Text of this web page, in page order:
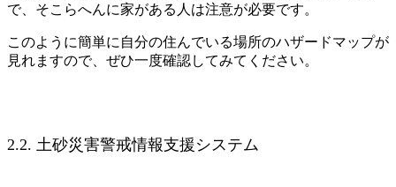
で、そこらへんに家がある人は注意が必要です。
このように簡単に自分の住んでいる場所のハザードマップが
見れますので、ぜひ一度確認してみてください。
2.2. 土砂災害警戒情報支援システム